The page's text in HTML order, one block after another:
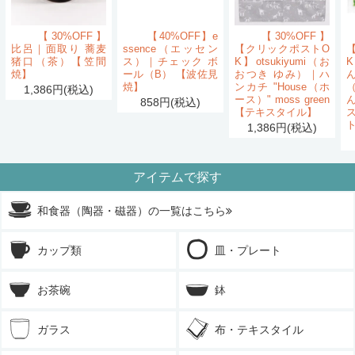
【30%OFF】
比呂｜面取り 蕎麦
猪口（茶）【笠間
焼】
1,386円(税込)
【40%OFF】e
ssence（エッセン
ス）｜チェック ボ
ール（B） 【波佐見
焼】
858円(税込)
【30%OFF】
【クリックポストO
K】otsukiyumi（お
おつき ゆみ）｜ハ
ンカチ "House（ホ
ース）" moss green
【テキスタイル】
1,386円(税込)
アイテムで探す
和食器（陶器・磁器）の一覧はこちら
カップ類 皿・プレート
お茶碗 鉢
ガラス 布・テキスタイル